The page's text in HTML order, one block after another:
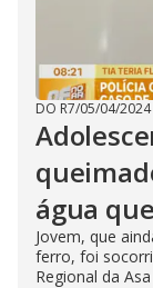
DO R7/05/04/2024
água
Jovem, que
ferro, foi
Regional da